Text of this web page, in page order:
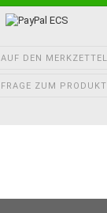
AUF DEN MERKZETTEL
FRAGE ZUM PRODUKT